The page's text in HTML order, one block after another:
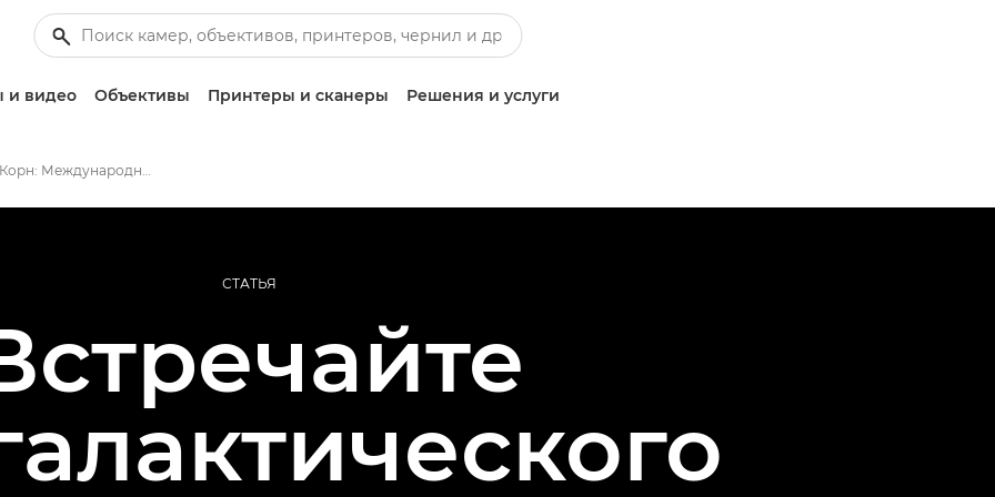
и видео Объективы Принтеры и сканеры Решения и услуги
Дебора Корн: Международный день печати
СТАТЬЯ